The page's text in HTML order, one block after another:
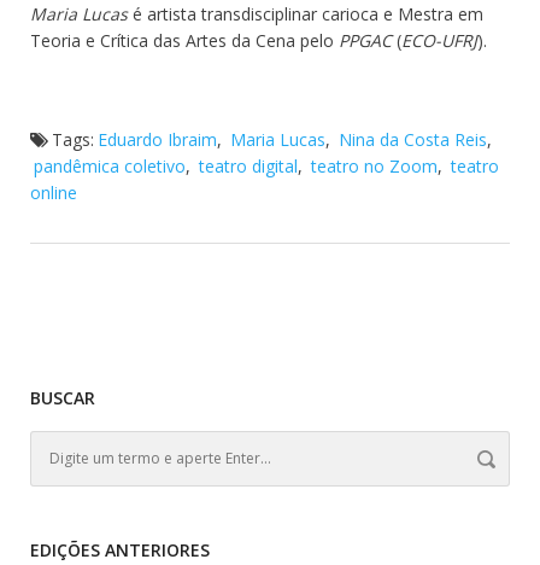
Maria Lucasé artista transdisciplinar carioca e Mestra em
Teoria e Crítica das Artes da Cena pelo PPGAC(ECO-UFRJ).
Tags: Eduardo Ibraim, Maria Lucas, Nina da Costa Reis,
pandêmica coletivo, teatro digital, teatro no Zoom, teatro
online
BUSCAR
EDIÇÕES ANTERIORES